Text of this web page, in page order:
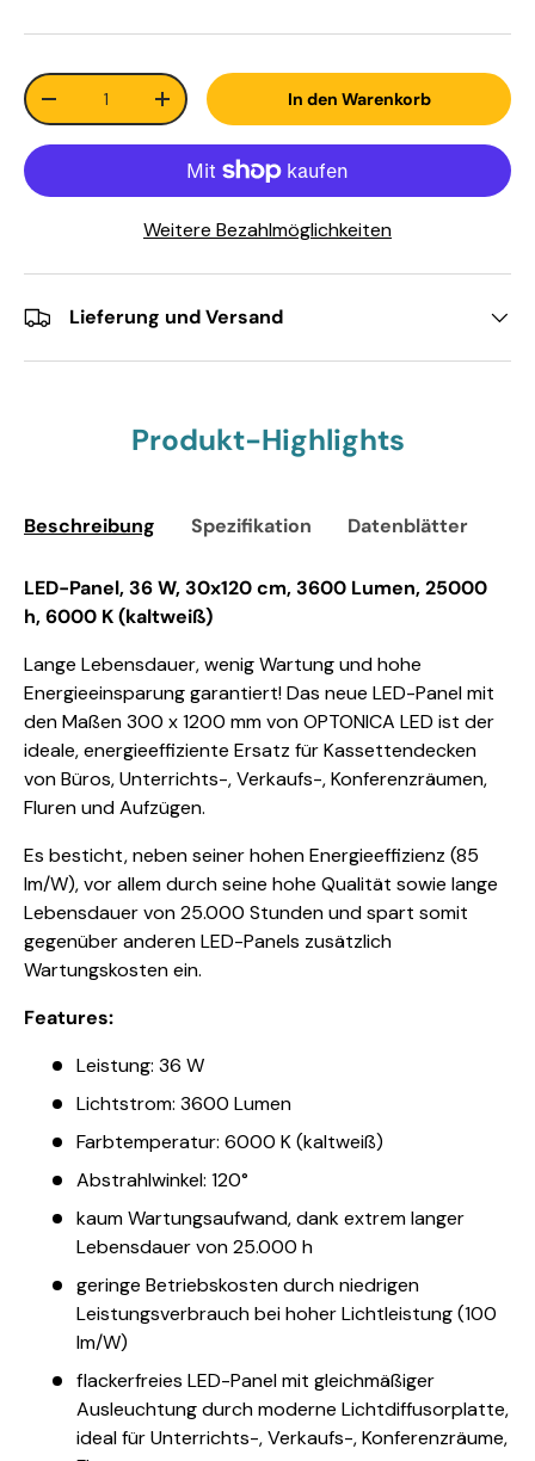
Anzahl
+ In den Warenkorb
Weitere Bezahlmöglichkeiten
Lieferung und Versand
Produkt-Highlights
Beschreibung Spezifikation Datenblätter
LED-Panel, 36 W, 30x120 cm, 3600 Lumen, 25000
h, 6000 K (kaltweiß)
Lange Lebensdauer, wenig Wartung und hohe
Energieeinsparung garantiert! Das neue LED-Panel mit
den Maßen 300 x 1200 mm von OPTONICA LED ist der
ideale, energieeffiziente Ersatz für Kassettendecken
von Büros, Unterrichts-, Verkaufs-, Konferenzräumen,
Fluren und Aufzügen.
Es besticht, neben seiner hohen Energieeffizienz (85
lm/W), vor allem durch seine hohe Qualität sowie lange
Lebensdauer von 25.000 Stunden und spart somit
gegenüber anderen LED-Panels zusätzlich
Wartungskosten ein.
Features:
Leistung: 36 W
Lichtstrom: 3600 Lumen
Farbtemperatur: 6000 K (kaltweiß)
Abstrahlwinkel: 120°
kaum Wartungsaufwand, dank extrem langer
Lebensdauer von 25.000 h
geringe Betriebskosten durch niedrigen
Leistungsverbrauch bei hoher Lichtleistung (100
lm/W)
flackerfreies LED-Panel mit gleichmäßiger
Ausleuchtung durch moderne Lichtdiffusorplatte,
ideal für Unterrichts-, Verkaufs-, Konferenzräume,